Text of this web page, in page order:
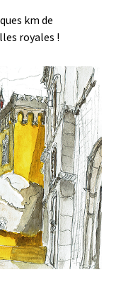
km de
royales !